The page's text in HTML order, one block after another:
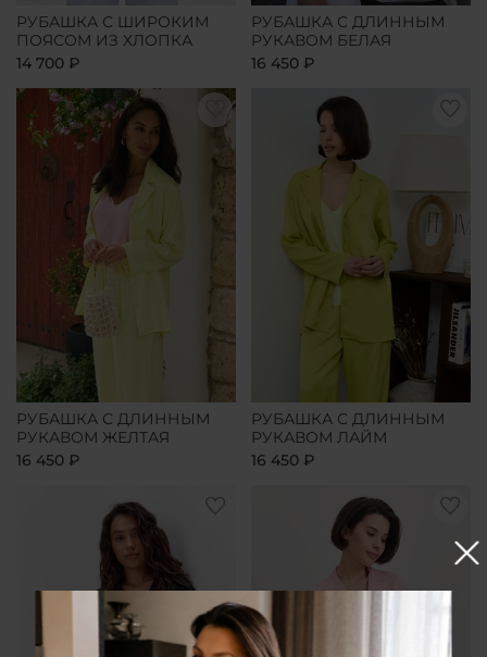
РУБАШКА С ШИРОКИМ
ПОЯСОМ ИЗ ХЛОПКА
14 700 ₽
РУБАШКА С ДЛИННЫМ
РУКАВОМ БЕЛАЯ
16 450 ₽
РУБАШКА С ДЛИННЫМ
РУКАВОМ ЖЕЛТАЯ
16 450 ₽
РУБАШКА С ДЛИННЫМ
РУКАВОМ ЛАЙМ
16 450 ₽